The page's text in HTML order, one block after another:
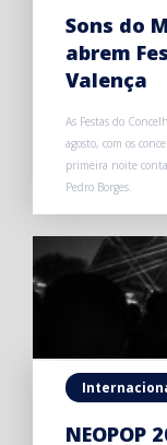
Sons do
abrem
Valença
As Festas do
agosto, com os
primeira noite
Pedro Borges.
NEOPOP